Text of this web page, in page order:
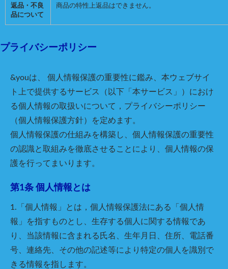
返品・不良
品について
商品の特性上返品はできません。
プライバシーポリシー
&youは、 個人情報保護の重要性に鑑み、本ウェブサイ
ト上で提供するサービス（以下「本サービス」）におけ
る個人情報の取扱いについて，プライバシーポリシー
（個人情報保護方針）を定めます。
個人情報保護の仕組みを構築し、個人情報保護の重要性
の認識と取組みを徹底させることにより、個人情報の保
護を行ってまいります。
第1条 個人情報とは
1.「個人情報」とは，個人情報保護法にある「個人情
報」を指すものとし、生存する個人に関する情報であ
り、当該情報に含まれる氏名、生年月日、住所、電話番
号、連絡先、その他の記述等により特定の個人を識別で
きる情報を指します。